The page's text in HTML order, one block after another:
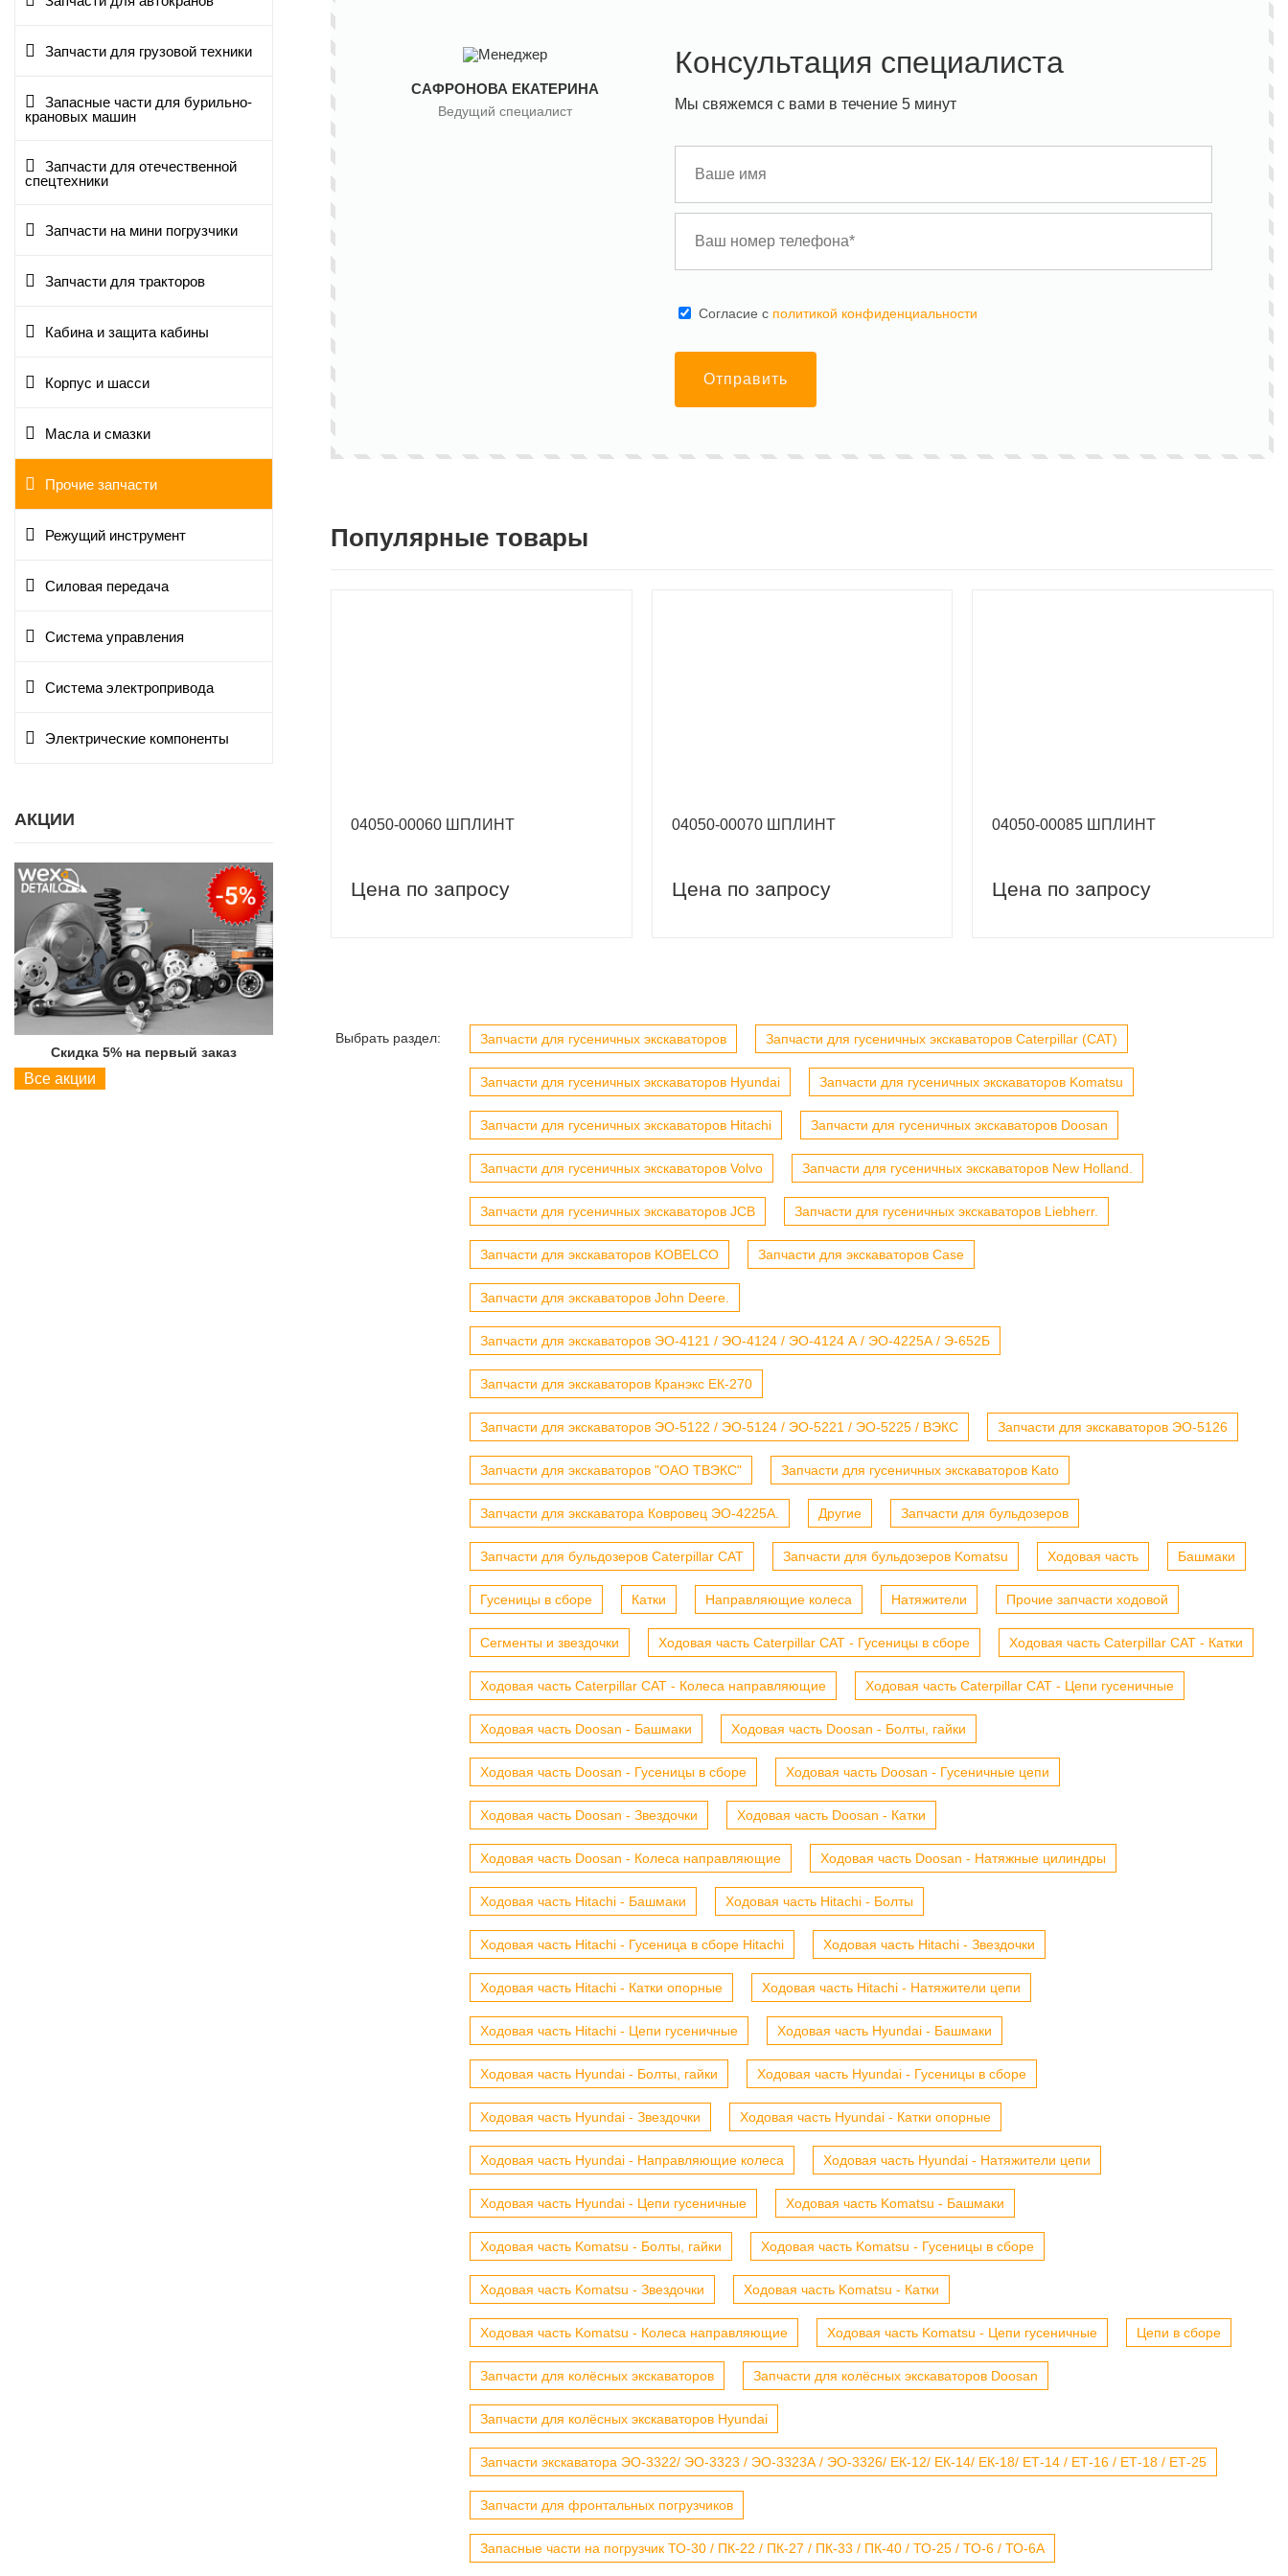
Запчасти для грузовой техники
Запасные части для бурильно-
крановых машин
Запчасти для отечественной
спецтехники
Запчасти на мини погрузчики
Запчасти для тракторов
Кабина и защита кабины
Корпус и шасси
Масла и смазки
Прочие запчасти
Режущий инструмент
Силовая передача
Система управления
Система электропривода
Электрические компоненты
АКЦИИ
Скидка 5% на первый заказ Скидка 5% на первый заказ Скидка 5% на первый заказ
Все акции
САФРОНОВА ЕКАТЕРИНА
Ведущий специалист
Консультация специалиста
Мы свяжемся с вами в течение 5 минут
Cогласие с политикой конфиденциальности
Отправить
Популярные товары
04050-00060 ШПЛИНТ
Цена по запросу
04050-00070 ШПЛИНТ
Цена по запросу
04050-00085 ШПЛИНТ
Цена по запросу
Выбрать раздел: Запчасти для гусеничных экскаваторов Запчасти для гусеничных экскаваторов Caterpillar (CAT)
Запчасти для гусеничных экскаваторов Hyundai Запчасти для гусеничных экскаваторов Komatsu
Запчасти для гусеничных экскаваторов Hitachi Запчасти для гусеничных экскаваторов Doosan
Запчасти для гусеничных экскаваторов Volvo Запчасти для гусеничных экскаваторов New Holland.
Запчасти для гусеничных экскаваторов JCB Запчасти для гусеничных экскаваторов Liebherr.
Запчасти для экскаваторов KOBELCO Запчасти для экскаваторов Case
Запчасти для экскаваторов John Deere.
Запчасти для экскаваторов ЭО-4121 / ЭО-4124 / ЭО-4124 А / ЭО-4225А / Э-652Б
Запчасти для экскаваторов Кранэкс ЕК-270
Запчасти для экскаваторов ЭО-5122 / ЭО-5124 / ЭО-5221 / ЭО-5225 / ВЭКС Запчасти для экскаваторов ЭО-5126
Запчасти для экскаваторов "ОАО ТВЭКС" Запчасти для гусеничных экскаваторов Kato
Запчасти для экскаватора Ковровец ЭО-4225А. Другие Запчасти для бульдозеров
Запчасти для бульдозеров Caterpillar CAT Запчасти для бульдозеров Komatsu Ходовая часть Башмаки
Гусеницы в сборе Катки Направляющие колеса Натяжители Прочие запчасти ходовой
Сегменты и звездочки Ходовая часть Caterpillar CAT - Гусеницы в сборе Ходовая часть Caterpillar CAT - Катки
Ходовая часть Caterpillar CAT - Колеса направляющие Ходовая часть Caterpillar CAT - Цепи гусеничные
Ходовая часть Doosan - Башмаки Ходовая часть Doosan - Болты, гайки
Ходовая часть Doosan - Гусеницы в сборе Ходовая часть Doosan - Гусеничные цепи
Ходовая часть Doosan - Звездочки Ходовая часть Doosan - Катки
Ходовая часть Doosan - Колеса направляющие Ходовая часть Doosan - Натяжные цилиндры
Ходовая часть Hitachi - Башмаки Ходовая часть Hitachi - Болты
Ходовая часть Hitachi - Гусеница в сборе Hitachi Ходовая часть Hitachi - Звездочки
Ходовая часть Hitachi - Катки опорные Ходовая часть Hitachi - Натяжители цепи
Ходовая часть Hitachi - Цепи гусеничные Ходовая часть Hyundai - Башмаки
Ходовая часть Hyundai - Болты, гайки Ходовая часть Hyundai - Гусеницы в сборе
Ходовая часть Hyundai - Звездочки Ходовая часть Hyundai - Катки опорные
Ходовая часть Hyundai - Направляющие колеса Ходовая часть Hyundai - Натяжители цепи
Ходовая часть Hyundai - Цепи гусеничные Ходовая часть Komatsu - Башмаки
Ходовая часть Komatsu - Болты, гайки Ходовая часть Komatsu - Гусеницы в сборе
Ходовая часть Komatsu - Звездочки Ходовая часть Komatsu - Катки
Ходовая часть Komatsu - Колеса направляющие Ходовая часть Komatsu - Цепи гусеничные Цепи в сборе
Запчасти для колёсных экскаваторов Запчасти для колёсных экскаваторов Doosan
Запчасти для колёсных экскаваторов Hyundai
Запчасти экскаватора ЭО-3322/ ЭО-3323 / ЭО-3323А / ЭО-3326/ ЕК-12/ ЕК-14/ ЕК-18/ ЕТ-14 / ЕТ-16 / ЕТ-18 / ЕТ-25
Запчасти для фронтальных погрузчиков
Запасные части на погрузчик ТО-30 / ПК-22 / ПК-27 / ПК-33 / ПК-40 / ТО-25 / ТО-6 / ТО-6А